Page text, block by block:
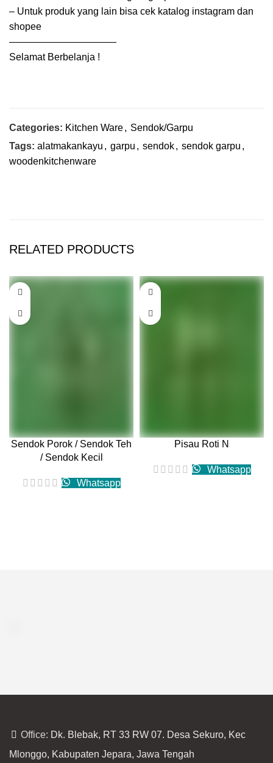
– Untuk produk yang lain bisa cek katalog instagram dan
shopee
———————————
Selamat Berbelanja !
Categories: Kitchen Ware, Sendok/Garpu
Tags: alatmakankayu , garpu , sendok, sendok garpu ,
woodenkitchenware
RELATED PRODUCTS
Sendok Porok / Sendok Teh
/ Sendok Kecil
Whatsapp
Pisau Roti N
Whatsapp
Office: Dk. Blebak, RT 33 RW 07. Desa Sekuro, Kec
Mlonggo, Kabupaten Jepara, Jawa Tengah